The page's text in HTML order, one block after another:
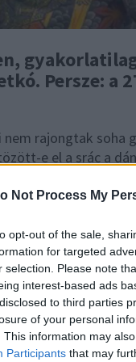
Not Process My
opt-out of the sale,
for targeted
selection. Please note
interest-based ads
to third parties
of your personal
This information may
Participants that may
Persze: a
rajongtak soha
e el a srác a
teljesen ki van
eddig több
Megismételjük:
be neki.
meg,
vannak